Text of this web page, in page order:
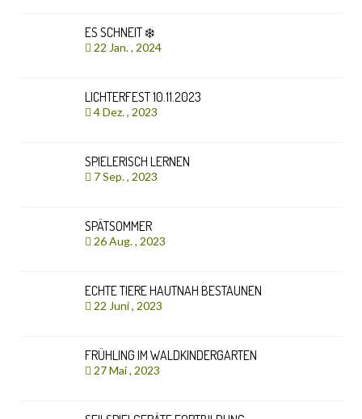
ES SCHNEIT ❄️
22 Jan. , 2024
LICHTERFEST 10.11.2023
4 Dez. , 2023
SPIELERISCH LERNEN
7 Sep. , 2023
SPÄTSOMMER
26 Aug. , 2023
ECHTE TIERE HAUTNAH BESTAUNEN
22 Juni , 2023
FRÜHLING IM WALDKINDERGARTEN
27 Mai , 2023